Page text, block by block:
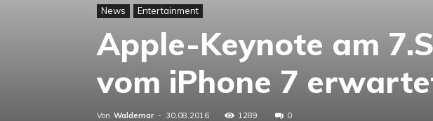
News Entertainment
Apple-Keynote am
vom iPhone 7
Von Waldemar - 30.08.2016 1289 0